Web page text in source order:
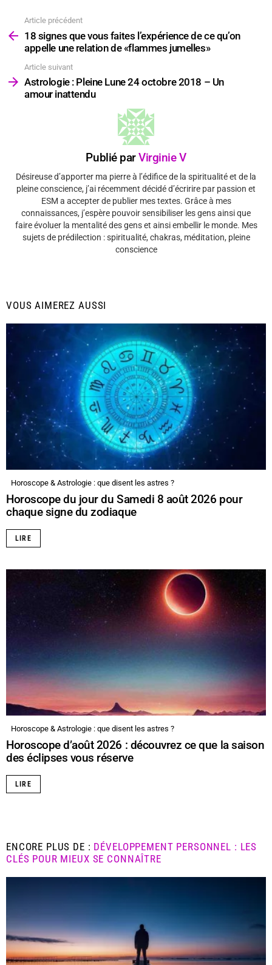
plus
Article précédent
18 signes que vous faites l’expérience de ce qu’on
appelle une relation de «flammes jumelles»
Article suivant
Astrologie : Pleine Lune 24 octobre 2018 – Un
amour inattendu
Publié parVirginie V
Désireuse d’apporter ma pierre à l’édifice de la spiritualité et de la
pleine conscience, j’ai récemment décidé d’écririre par passion et
ESM a accepter de publier mes textes. Grâce à mes
connaissances, j’espère pouvoir sensibiliser les gens ainsi que
faire évoluer la mentalité des gens et ainsi embellir le monde. Mes
sujets de prédilection : spiritualité, chakras, méditation, pleine
conscience
VOUS AIMEREZ AUSSI
Horoscope & Astrologie : que disent les astres ?
Horoscope du jour du Samedi 8 août 2026 pour
chaque signe du zodiaque
LIRE
Horoscope & Astrologie : que disent les astres ?
Horoscope d’août 2026 : découvrez ce que la saison
des éclipses vous réserve
LIRE
ENCORE PLUS DE : DÉVELOPPEMENT PERSONNEL : LES
CLÉS POUR MIEUX SE CONNAÎTRE